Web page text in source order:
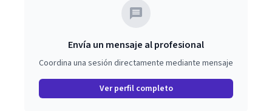
internos, fortalecer sus recursos personales, desarrollar
nuevas estrategias de afrontamiento y avanzar con
mayor claridad, resiliencia y bienestar. Creo
fundamental para la transformación personal y para
construir una vida más auténtica y significativa.
Envía un mensaje al profesional
Coordina una sesión directamente mediante mensaje
Ver perfil completo